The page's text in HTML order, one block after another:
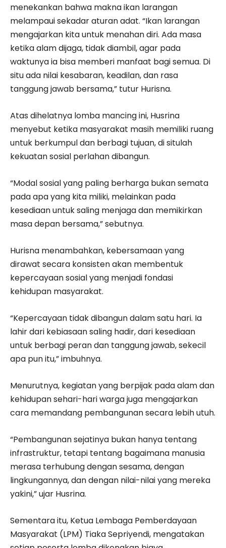
menekankan bahwa makna ikan larangan
melampaui sekadar aturan adat. “Ikan larangan
mengajarkan kita untuk menahan diri. Ada masa
ketika alam dijaga, tidak diambil, agar pada
waktunya ia bisa memberi manfaat bagi semua. Di
situ ada nilai kesabaran, keadilan, dan rasa
tanggung jawab bersama,” tutur Hurisna.
Atas dihelatnya lomba mancing ini, Husrina
menyebut ketika masyarakat masih memiliki ruang
untuk berkumpul dan berbagi tujuan, di situlah
kekuatan sosial perlahan dibangun.
“Modal sosial yang paling berharga bukan semata
pada apa yang kita miliki, melainkan pada
kesediaan untuk saling menjaga dan memikirkan
masa depan bersama,” sebutnya.
Hurisna menambahkan, kebersamaan yang
dirawat secara konsisten akan membentuk
kepercayaan sosial yang menjadi fondasi
kehidupan masyarakat.
“Kepercayaan tidak dibangun dalam satu hari. Ia
lahir dari kebiasaan saling hadir, dari kesediaan
untuk berbagi peran dan tanggung jawab, sekecil
apa pun itu,” imbuhnya.
Menurutnya, kegiatan yang berpijak pada alam dan
kehidupan sehari-hari warga juga mengajarkan
cara memandang pembangunan secara lebih utuh.
“Pembangunan sejatinya bukan hanya tentang
infrastruktur, tetapi tentang bagaimana manusia
merasa terhubung dengan sesama, dengan
lingkungannya, dan dengan nilai-nilai yang mereka
yakini,” ujar Husrina.
Sementara itu, Ketua Lembaga Pemberdayaan
Masyarakat (LPM) Tiaka Sepriyendi, mengatakan